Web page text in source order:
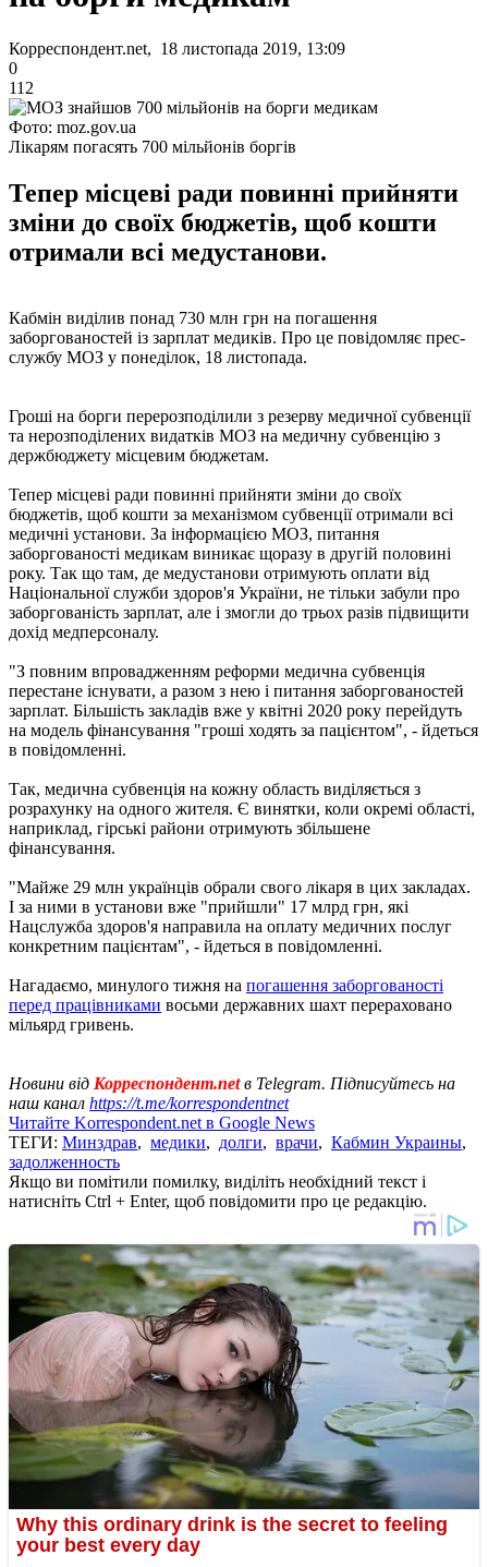
Корреспондент.net, 18 листопада 2019, 13:09
0
112
Фото: moz.gov.ua
Лікарям погасять 700 мільйонів боргів
Тепер місцеві ради повинні прийняти
зміни до своїх бюджетів, щоб кошти
отримали всі медустанови.
Кабмін виділив понад 730 млн грн на погашення
заборгованостей із зарплат медиків. Про це повідомляє прес-
службу МОЗ у понеділок, 18 листопада.
Гроші на борги перерозподілили з резерву медичної субвенції
та нерозподілених видатків МОЗ на медичну субвенцію з
держбюджету місцевим бюджетам.
Тепер місцеві ради повинні прийняти зміни до своїх
бюджетів, щоб кошти за механізмом субвенції отримали всі
медичні установи. За інформацією МОЗ, питання
заборгованості медикам виникає щоразу в другій половині
року. Так що там, де медустанови отримують оплати від
Національної служби здоров'я України, не тільки забули про
заборгованість зарплат, але і змогли до трьох разів підвищити
дохід медперсоналу.
"З повним впровадженням реформи медична субвенція
перестане існувати, а разом з нею і питання заборгованостей
зарплат. Більшість закладів вже у квітні 2020 року перейдуть
на модель фінансування "гроші ходять за пацієнтом", - йдеться
в повідомленні.
Так, медична субвенція на кожну область виділяється з
розрахунку на одного жителя. Є винятки, коли окремі області,
наприклад, гірські райони отримують збільшене
фінансування.
"Майже 29 млн українців обрали свого лікаря в цих закладах.
І за ними в установи вже "прийшли" 17 млрд грн, які
Нацслужба здоров'я направила на оплату медичних послуг
конкретним пацієнтам", - йдеться в повідомленні.
Нагадаємо, минулого тижня на погашення заборгованості
перед працівниками восьми державних шахт перераховано
мільярд гривень.
Новини від Корреспондент.netв Telegram. Підписуйтесь на
наш канал https://t.me/korrespondentnet
Читайте Korrespondent.net в Google News
ТЕГИ: Минздрав, медики, долги, врачи, Кабмин Украины,
задолженность
Якщо ви помітили помилку, виділіть необхідний текст і
натисніть Ctrl + Enter, щоб повідомити про це редакцію.